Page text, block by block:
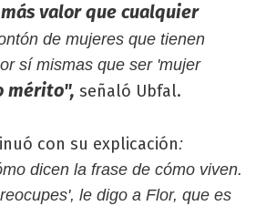
valor que cualquier
de mujeres que tienen
sí mismas que ser 'mujer
mérito", señaló Ubfal.
con su explicación:
dicen la frase de cómo viven.
le digo a Flor, que es